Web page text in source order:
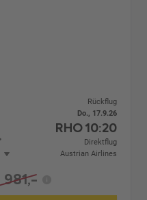
Rückflug
Do., 17.9.26
RHO10:20
Direktflug
Austrian Airlines
981,-